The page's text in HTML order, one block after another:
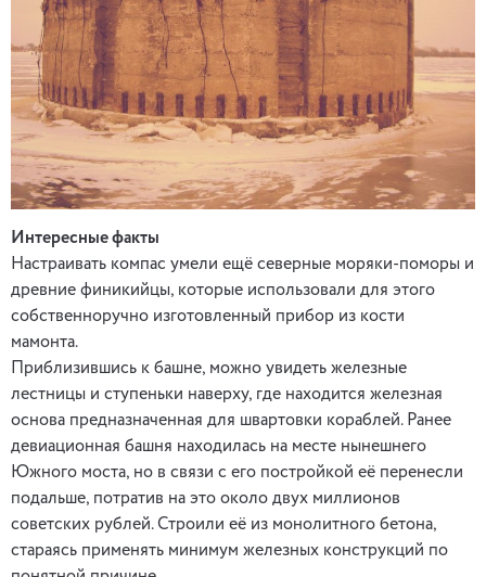
Интересные факты
Настраивать компас умели ещё северные моряки-поморы и
древние финикийцы, которые использовали для этого
собственноручно изготовленный прибор из кости
мамонта.
Приблизившись к башне, можно увидеть железные
лестницы и ступеньки наверху, где находится железная
основа предназначенная для швартовки кораблей. Ранее
девиационная башня находилась на месте нынешнего
Южного моста, но в связи с его постройкой её перенесли
подальше, потратив на это около двух миллионов
советских рублей. Строили её из монолитного бетона,
стараясь применять минимум железных конструкций по